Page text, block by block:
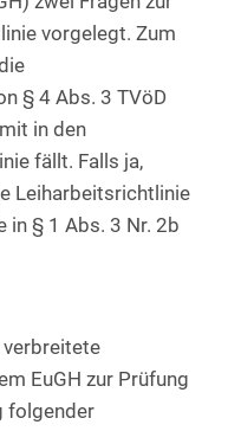
vorgelegt. Zum
§ 4 Abs. 3 TVöD
in den
fällt. Falls ja,
Leiharbeitsrichtlinie
in § 1 Abs. 3 Nr. 2b
EuGH zur Prüfung
folgender